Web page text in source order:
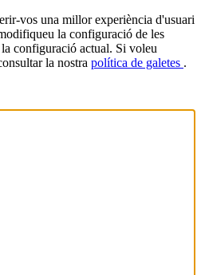
vos una millor experiència d'usuari
la configuració de les
la configuració actual. Si voleu
la nostra política de galetes .